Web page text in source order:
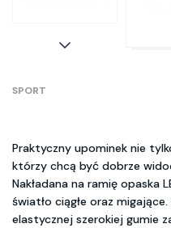
SPORT
Praktyczny upominek nie
którzy chcą być dobrze
Nakładana na ramię opaska
światło ciągłe oraz
elastycznej szerokiej gumie